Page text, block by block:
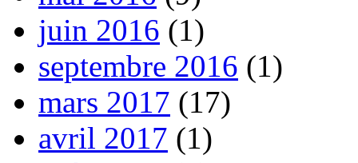
juin 2016 (1)
septembre 2016 (1)
mars 2017 (17)
avril 2017 (1)